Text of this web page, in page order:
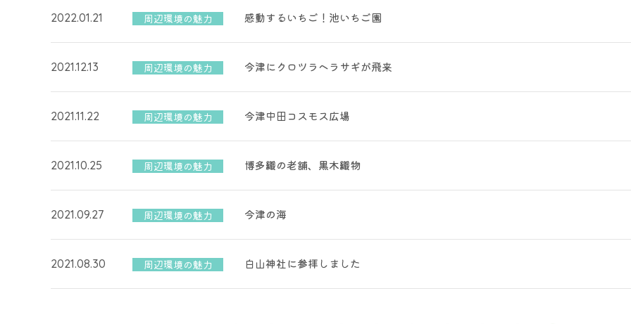
2022.01.21 周辺環境の魅力 感動するいちご！池いちご園
2021.12.13 周辺環境の魅力 今津にクロツラヘラサギが飛来
2021.11.22 周辺環境の魅力 今津中田コスモス広場
2021.10.25 周辺環境の魅力 博多織の老舗、黒木織物
2021.09.27 周辺環境の魅力 今津の海
2021.08.30 周辺環境の魅力 白山神社に参拝しました